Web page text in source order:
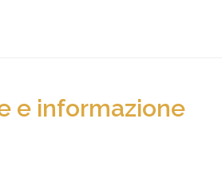
e informazione